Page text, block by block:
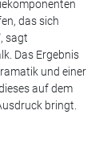
das sich
sagt
Das Ergebnis
und einer
auf dem
bringt.